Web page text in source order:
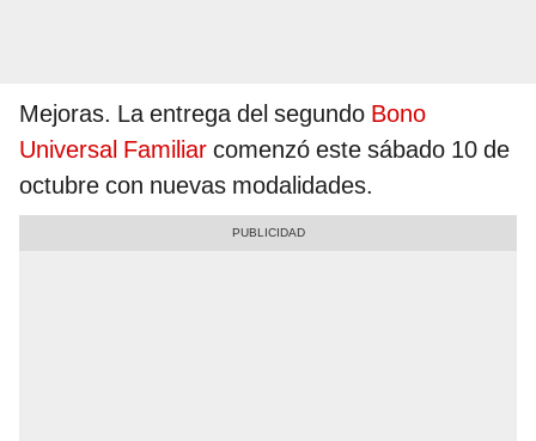
Mejoras. La entrega del segundo Bono
Universal Familiar comenzó este sábado 10 de
octubre con nuevas modalidades.